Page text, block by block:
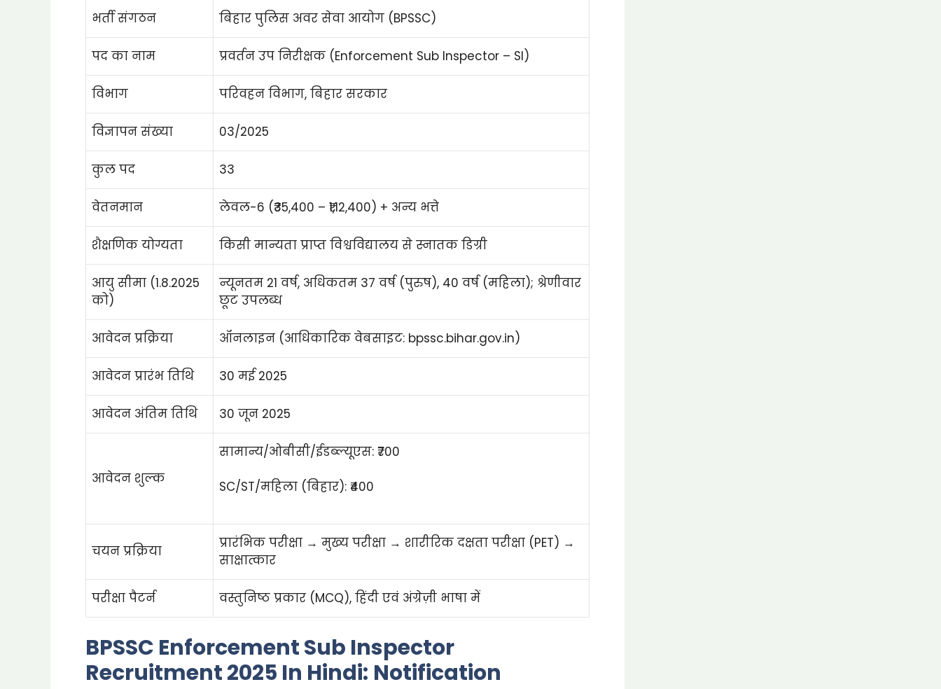
भर्ती संगठन बिहार पुलिस अवर सेवा आयोग (BPSSC)
पद का नाम प्रवर्तन उप निरीक्षक (Enforcement Sub Inspector – SI)
विभाग परिवहन विभाग, बिहार सरकार
विज्ञापन संख्या 03/2025
कुल पद 33
वेतनमान लेवल-6 (₹35,400 – ₹1,12,400) + अन्य भत्ते
शैक्षणिक योग्यता किसी मान्यता प्राप्त विश्वविद्यालय से स्नातक डिग्री
आयु सीमा (1.8.2025
को)
न्यूनतम 21 वर्ष, अधिकतम 37 वर्ष (पुरुष), 40 वर्ष (महिला); श्रेणीवार
छूट उपलब्ध
आवेदन प्रक्रिया ऑनलाइन (आधिकारिक वेबसाइट: bpssc.bihar.gov.in)
आवेदन प्रारंभ तिथि 30 मई 2025
आवेदन अंतिम तिथि 30 जून 2025
आवेदन शुल्क
सामान्य/ओबीसी/ईडब्ल्यूएस: ₹700
SC/ST/महिला (बिहार): ₹400
चयन प्रक्रिया
प्रारंभिक परीक्षा → मुख्य परीक्षा → शारीरिक दक्षता परीक्षा (PET) →
साक्षात्कार
परीक्षा पैटर्न वस्तुनिष्ठ प्रकार (MCQ), हिंदी एवं अंग्रेज़ी भाषा में
BPSSC Enforcement Sub Inspector
Recruitment 2025 In Hindi: Notification